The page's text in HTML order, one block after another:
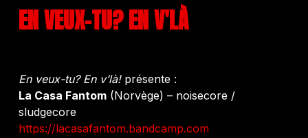
EN VEUX-TU? EN V'LÀ
En veux-tu? En v’là!présente :
La Casa Fantom(Norvège) – noisecore /
sludgecore
https://lacasafantom.bandcamp.com